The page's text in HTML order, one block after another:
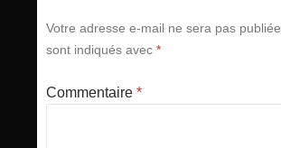
Votre adresse e-mail ne sera pas publiée.
sont indiqués avec *
Commentaire *